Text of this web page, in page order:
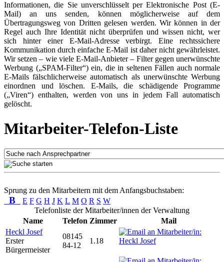
Informationen, die Sie unverschlüsselt per Elektronische Post (E-
Mail) an uns senden, können möglicherweise auf dem
Übertragungsweg von Dritten gelesen werden. Wir können in der
Regel auch Ihre Identität nicht überprüfen und wissen nicht, wer
sich hinter einer E-Mail-Adresse verbirgt. Eine rechtssichere
Kommunikation durch einfache E-Mail ist daher nicht gewährleistet.
Wir setzen – wie viele E-Mail-Anbieter – Filter gegen unerwünschte
Werbung („SPAM-Filter“) ein, die in seltenen Fällen auch normale
E-Mails fälschlicherweise automatisch als unerwünschte Werbung
einordnen und löschen. E-Mails, die schädigende Programme
(„Viren“) enthalten, werden von uns in jedem Fall automatisch
gelöscht.
Mitarbeiter-Telefon-Liste
Sprung zu den Mitarbeitern mit dem Anfangsbuchstaben:
B E F G H J K L M O R S W
Telefonliste der Mitarbeiter/innen der Verwaltung
Name
Telefon Zimmer
Mail
Heckl Josef
Erster
Bürgermeister
08145
84-12
1.18